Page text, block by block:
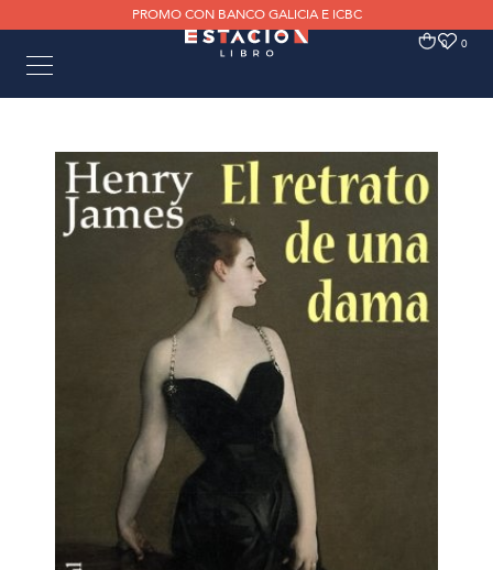
PROMO CON BANCO GALICIA E ICBC
0 0